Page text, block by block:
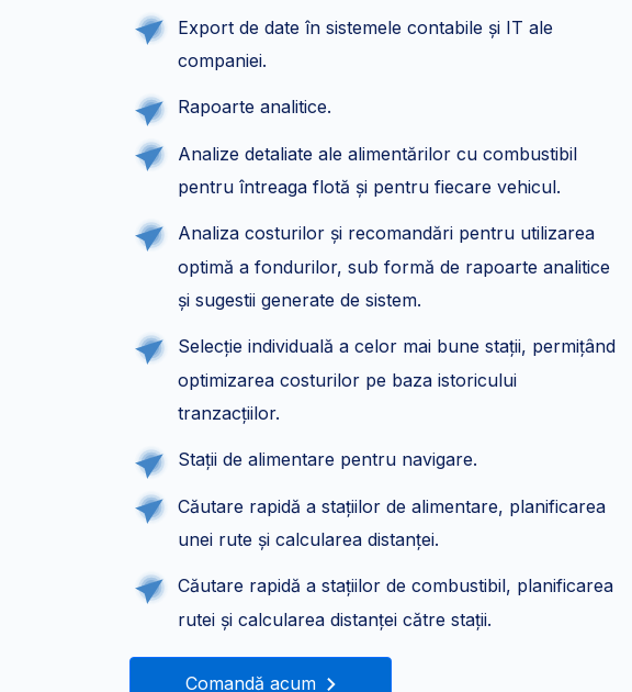
Export de date în sistemele contabile și IT ale
companiei.
Rapoarte analitice.
Analize detaliate ale alimentărilor cu combustibil
pentru întreaga flotă și pentru fiecare vehicul.
Analiza costurilor și recomandări pentru utilizarea
optimă a fondurilor, sub formă de rapoarte analitice
și sugestii generate de sistem.
Selecție individuală a celor mai bune stații, permițând
optimizarea costurilor pe baza istoricului
tranzacțiilor.
Stații de alimentare pentru navigare.
Căutare rapidă a stațiilor de alimentare, planificarea
unei rute și calcularea distanței.
Căutare rapidă a stațiilor de combustibil, planificarea
rutei și calcularea distanței către stații.
Comandă acum